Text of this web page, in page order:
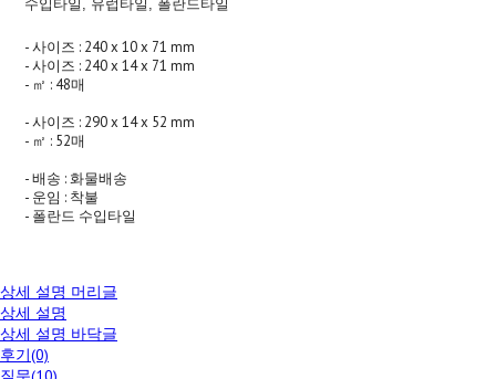
수입타일, 유럽타일, 폴란드타일
- 사이즈 : 240 x 10 x 71 mm
- 사이즈 : 240 x 14 x 71 mm
- ㎡ : 48매
- 사이즈 : 290 x 14 x 52 mm
- ㎡ : 52매
- 배송 : 화물배송
- 운임 : 착불
- 폴란드 수입타일
상세 설명 머리글
상세 설명
상세 설명 바닥글
후기(0)